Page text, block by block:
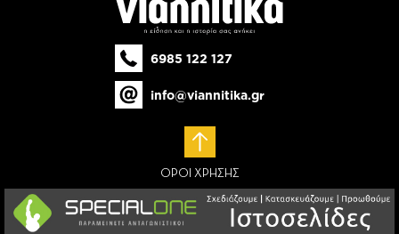
6985 122 127
info@viannitika.gr
ΟΡΟΙ ΧΡΗΣΗΣ